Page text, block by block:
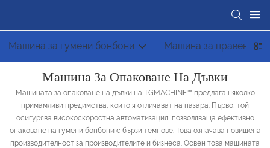
Машина за гумени бонбони Машина за правене на
Машина За Опаковане На Дъвки
Машината за опаковане на дъвки на TGMACHINE™ предлага няколко
примамливи предимства, които я отличават на пазара. Първо, той
осигурява високоскоростна автоматизация, позволяваща ефективно
опаковане на гумени бонбони с бързи темпове. Това означава повишена
производителност за производителите и бизнеса. Освен това машината